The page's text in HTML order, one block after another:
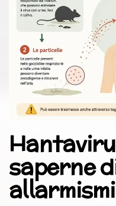
saperne
allarmismi